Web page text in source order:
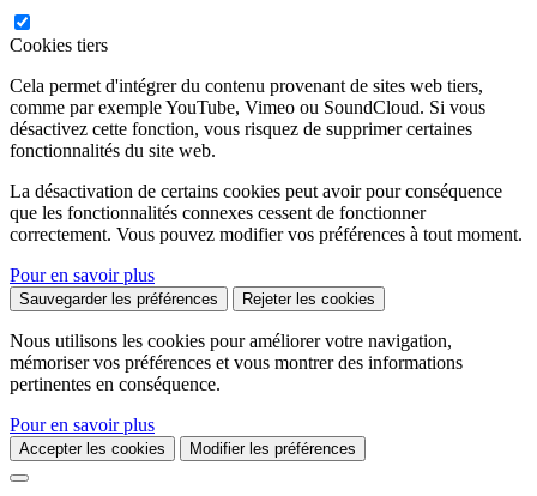
Cookies tiers
Cela permet d'intégrer du contenu provenant de sites web tiers,
comme par exemple YouTube, Vimeo ou SoundCloud. Si vous
désactivez cette fonction, vous risquez de supprimer certaines
fonctionnalités du site web.
La désactivation de certains cookies peut avoir pour conséquence
que les fonctionnalités connexes cessent de fonctionner
correctement. Vous pouvez modifier vos préférences à tout moment.
Pour en savoir plus
Sauvegarder les préférences Rejeter les cookies
Nous utilisons les cookies pour améliorer votre navigation,
mémoriser vos préférences et vous montrer des informations
pertinentes en conséquence.
Pour en savoir plus
Accepter les cookies Modifier les préférences